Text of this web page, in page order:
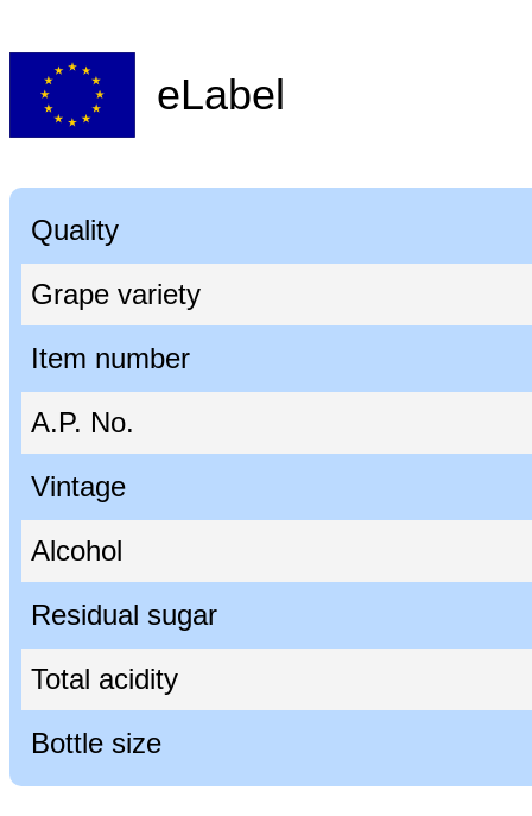
eLabel
Quality
Grape variety
Item number
A.P. No.
Vintage
Alcohol
Residual sugar
Total acidity
Bottle size